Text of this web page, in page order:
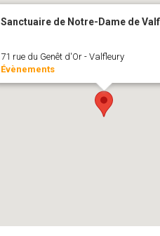
Sanctuaire de Notre-Dame de
71 rue du Genêt d'Or - Valfleury
Évènements